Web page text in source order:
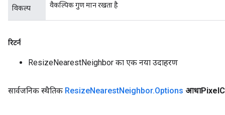
विकल्प वैकल्पिक गुण मान रखता है
रिटर्न
ResizeNearestNeighbor का एक नया उदाहरण
सार्वजनिक स्थैतिक ResizeNearestNeighbor.Options आधाPixel